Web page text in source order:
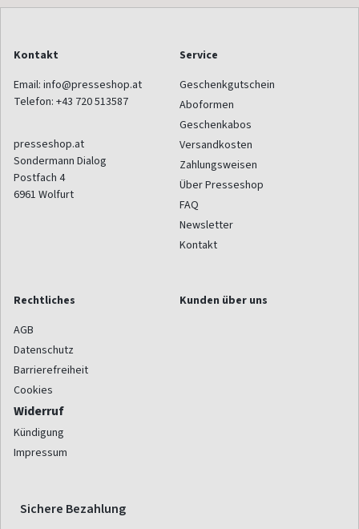
Kontakt
Email: info@presseshop.at
Telefon: +43 720 513587
presseshop.at
Sondermann Dialog
Postfach 4
6961 Wolfurt
Service
Geschenkgutschein
Aboformen
Geschenkabos
Versandkosten
Zahlungsweisen
Über Presseshop
FAQ
Newsletter
Kontakt
Rechtliches
AGB
Datenschutz
Barrierefreiheit
Cookies
Widerruf
Kündigung
Impressum
Kunden über uns
Sichere Bezahlung